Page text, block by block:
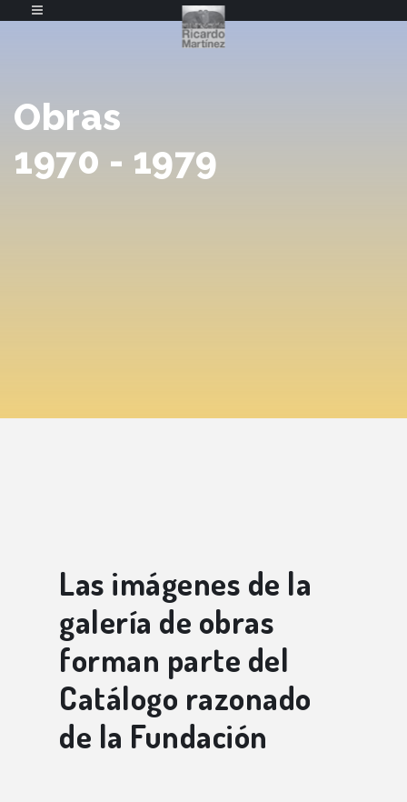
Obras
1970 - 1979
Las imágenes de la
galería de obras
forman parte del
Catálogo razonado
de la Fundación